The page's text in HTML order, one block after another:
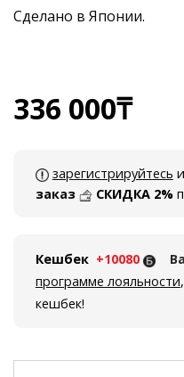
Сделано в Японии.
336 000₸
зарегистрируйтесь
заказ
СКИДКА 2%
Кешбек +10080
программе лояльности
кешбек!